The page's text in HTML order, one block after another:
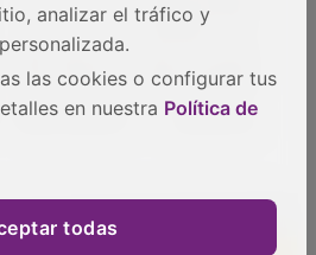
analizar el tráfico y
las cookies o configurar tus
en nuestra Política de
todas